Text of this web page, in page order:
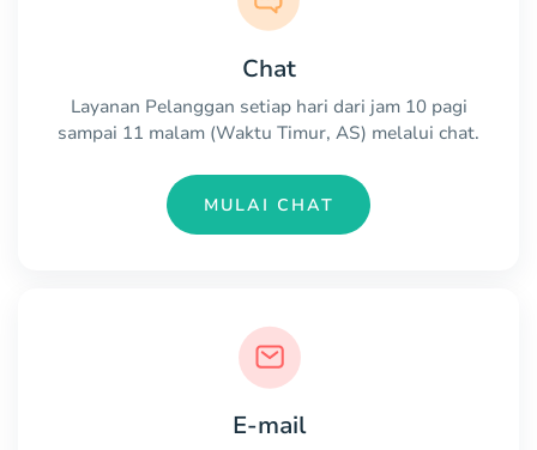
Chat
Layanan Pelanggan setiap hari dari jam 10 pagi
sampai 11 malam (Waktu Timur, AS) melalui chat.
MULAI CHAT
E-mail